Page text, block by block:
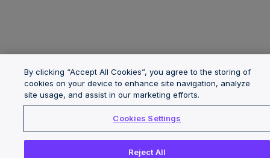
By clicking “Accept All Cookies”, you agree to the storing of
cookies on your device to enhance site navigation, analyze
site usage, and assist in our marketing efforts.
Cookies Settings
Reject All